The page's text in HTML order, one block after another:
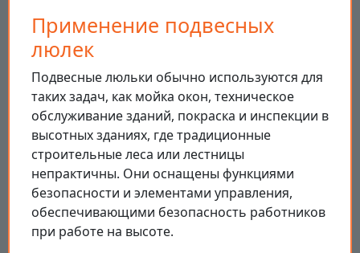
Применение подвесных
люлек
Подвесные люльки обычно используются для
таких задач, как мойка окон, техническое
обслуживание зданий, покраска и инспекции в
высотных зданиях, где традиционные
строительные леса или лестницы
непрактичны. Они оснащены функциями
безопасности и элементами управления,
обеспечивающими безопасность работников
при работе на высоте.